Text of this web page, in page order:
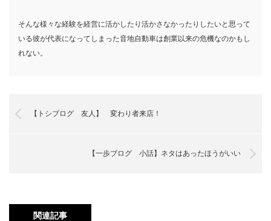
そんな様々な経験を経営に活かしたり活かさなかったりしたいと思って
いる彼が代表になってしまった音地自動車は創業以来の危機なのかもし
れない。
【トシブログ 友人】 変わり者来店！
【一歩ブログ 小話】ネタはあったほうがいい
関連記事